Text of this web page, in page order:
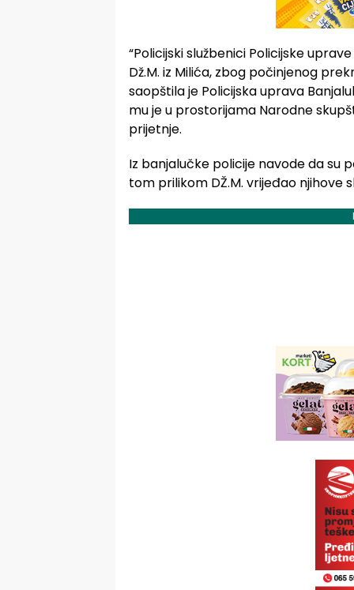
“Policijski službenici Policijske
Dž.M. iz Milića, zbog počinjenog
saopštila je Policijska uprava
mu je u prostorijama Narodne
prijetnje.
Iz banjalučke policije navode da su
tom prilikom DŽ.M. vrijeđao njihove